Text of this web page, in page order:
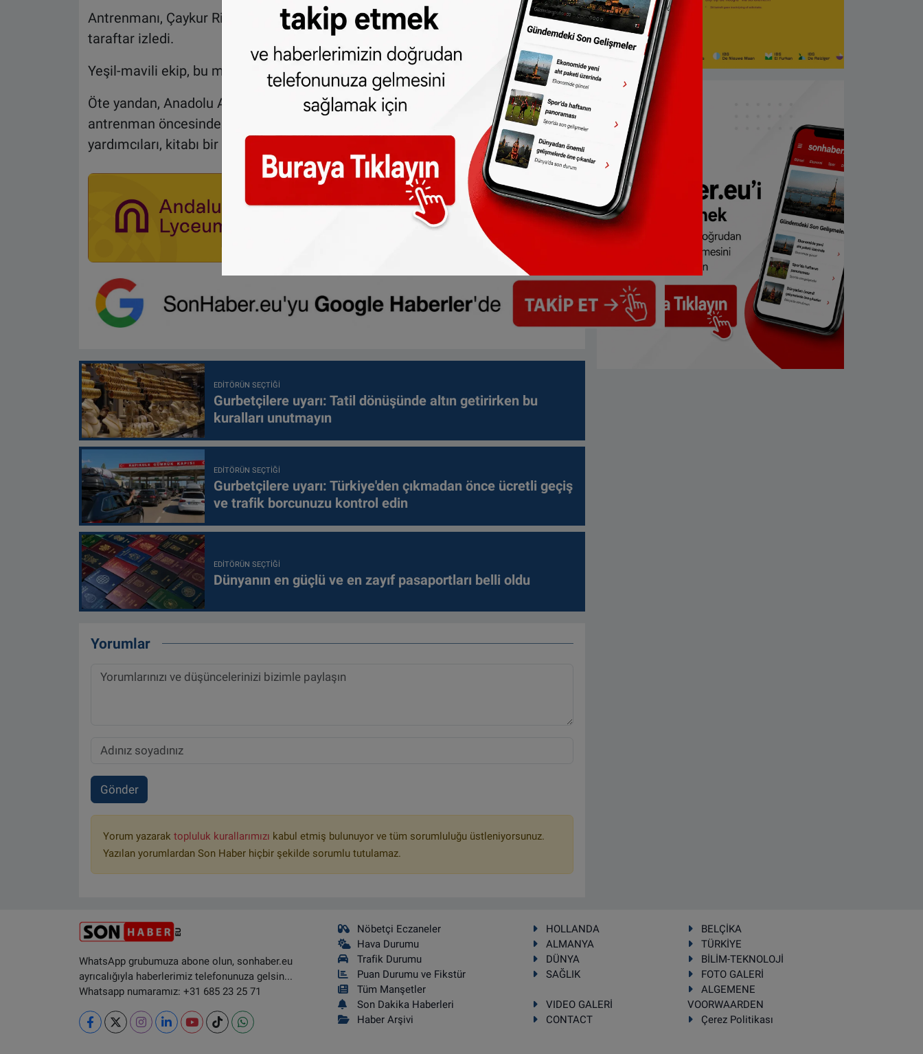
Antrenmanı, Çaykur Rizespor Yönetim Kurulu Üyesi Saffet Mete ile az sayıda
taraftar izledi.
Yeşil-mavili ekip, bu maçın hazırlıkları yarın yapacağı çalışma ile devam edecek.
Öte yandan, Anadolu Ajansı'nın "Dakika Dakika FETÖ'nün Darbe Girişimi" kitabı
antrenman öncesinde Karaman ve yardımcı antrenörlere verildi. Karaman ve
yardımcıları, kitabı bir süre inceledi.
EDITÖRÜN SEÇTIĞI
Gurbetçilere uyarı: Tatil dönüşünde altın getirirken bu
kuralları unutmayın
EDITÖRÜN SEÇTIĞI
Gurbetçilere uyarı: Türkiye'den çıkmadan önce ücretli geçiş
ve trafik borcunuzu kontrol edin
EDITÖRÜN SEÇTIĞI
Dünyanın en güçlü ve en zayıf pasaportları belli oldu
Yorumlar
Gönder
Yorum yazarak topluluk kurallarımızı kabul etmiş bulunuyor ve tüm sorumluluğu üstleniyorsunuz.
Yazılan yorumlardan Son Haber hiçbir şekilde sorumlu tutulamaz.
WhatsApp grubumuza abone olun, sonhaber.eu
ayrıcalığıyla haberlerimiz telefonunuza gelsin...
Whatsapp numaramız: +31 685 23 25 71
Nöbetçi Eczaneler
Hava Durumu
Trafik Durumu
Puan Durumu ve Fikstür
Tüm Manşetler
Son Dakika Haberleri
Haber Arşivi
HOLLANDA
BELÇİKA
ALMANYA
TÜRKİYE
DÜNYA
BİLİM-TEKNOLOJİ
SAĞLIK
FOTO GALERİ
VIDEO GALERİ
ALGEMENE
VOORWAARDEN
CONTACT
Çerez Politikası